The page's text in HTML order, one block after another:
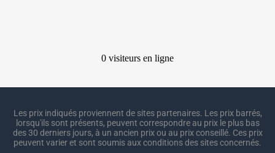
Les prix indiqués proviennent de sites partenaires. Les prix barrés,
lorsqu'ils sont présents, peuvent correspondre au prix le plus bas
des 30 derniers jours, à un ancien prix ou au prix conseillé. Ces prix
peuvent varier et sont soumis aux conditions des sites concernés.